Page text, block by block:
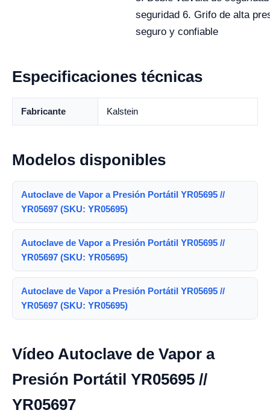
seguridad 6. Grifo de alta
seguro y confiable
Especificaciones técnicas
Fabricante Kalstein
Modelos disponibles
Autoclave de Vapor a Presión Portátil YR05695 //
YR05697 (SKU: YR05695)
Autoclave de Vapor a Presión Portátil YR05695 //
YR05697 (SKU: YR05695)
Autoclave de Vapor a Presión Portátil YR05695 //
YR05697 (SKU: YR05695)
Vídeo Autoclave de Vapor a
Presión Portátil YR05695 //
YR05697